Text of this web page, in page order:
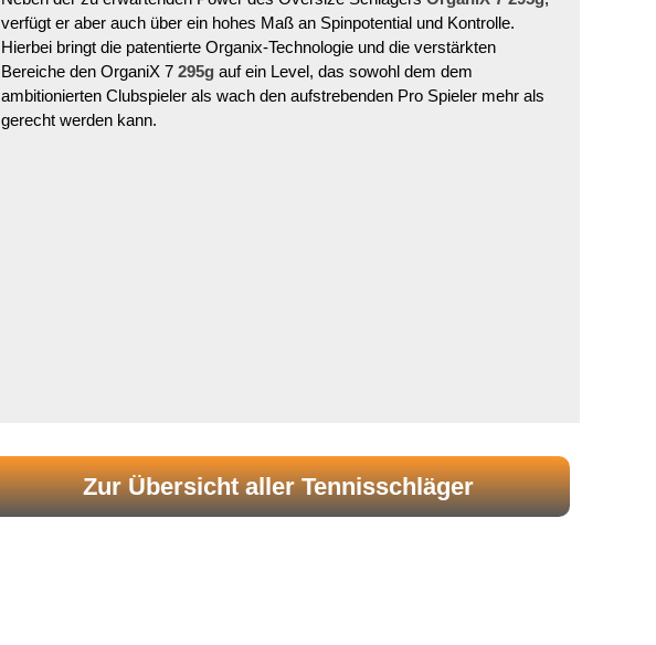
verfügt er aber auch über ein hohes Maß an Spinpotential und Kontrolle.
Hierbei bringt die patentierte Organix-Technologie und die verstärkten
Bereiche den OrganiX 7 295g auf ein Level, das sowohl dem dem
ambitionierten Clubspieler als wach den aufstrebenden Pro Spieler mehr als
gerecht werden kann.